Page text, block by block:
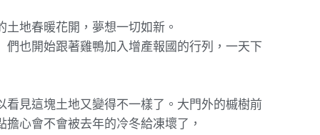
土地春暖花開，夢想一切如新。
們也開始跟著雞鴨加入增產報國的行列，一天下
看見這塊土地又變得不一樣了。大門外的槭樹前
擔心會不會被去年的冷冬給凍壞了，